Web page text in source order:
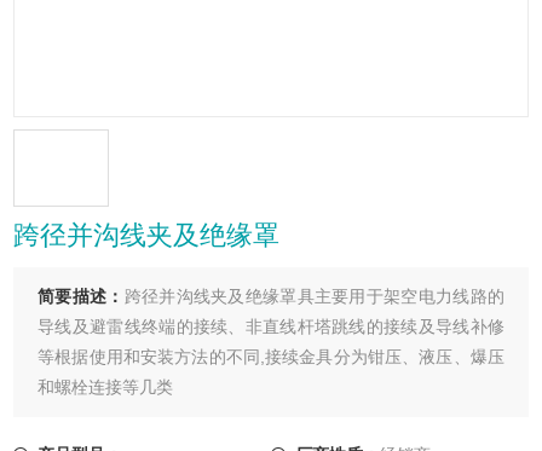
跨径并沟线夹及绝缘罩
简要描述： 跨径并沟线夹及绝缘罩具主要用于架空电力线路的
导线及避雷线终端的接续、非直线杆塔跳线的接续及导线补修
等根据使用和安装方法的不同,接续金具分为钳压、液压、爆压
和螺栓连接等几类